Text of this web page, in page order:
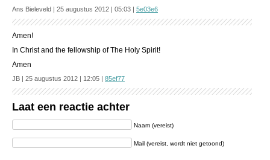
Ans Bieleveld | 25 augustus 2012 | 05:03 | 5e03e6
Amen!
In Christ and the fellowship of The Holy Spirit!
Amen
JB | 25 augustus 2012 | 12:05 | 85ef77
Laat een reactie achter
Naam (vereist)
Mail (vereist, wordt niet getoond)